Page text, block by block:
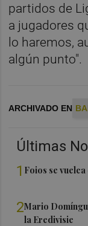
Últimas
1 Foios se
2Mario
la Eredivisie
partidos de
a jugadores
lo haremos,
algún punto".
ARCHIVADO EN